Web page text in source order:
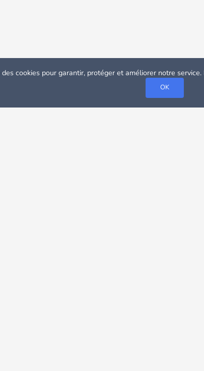
cookies pour garantir, protéger et améliorer notre
OK